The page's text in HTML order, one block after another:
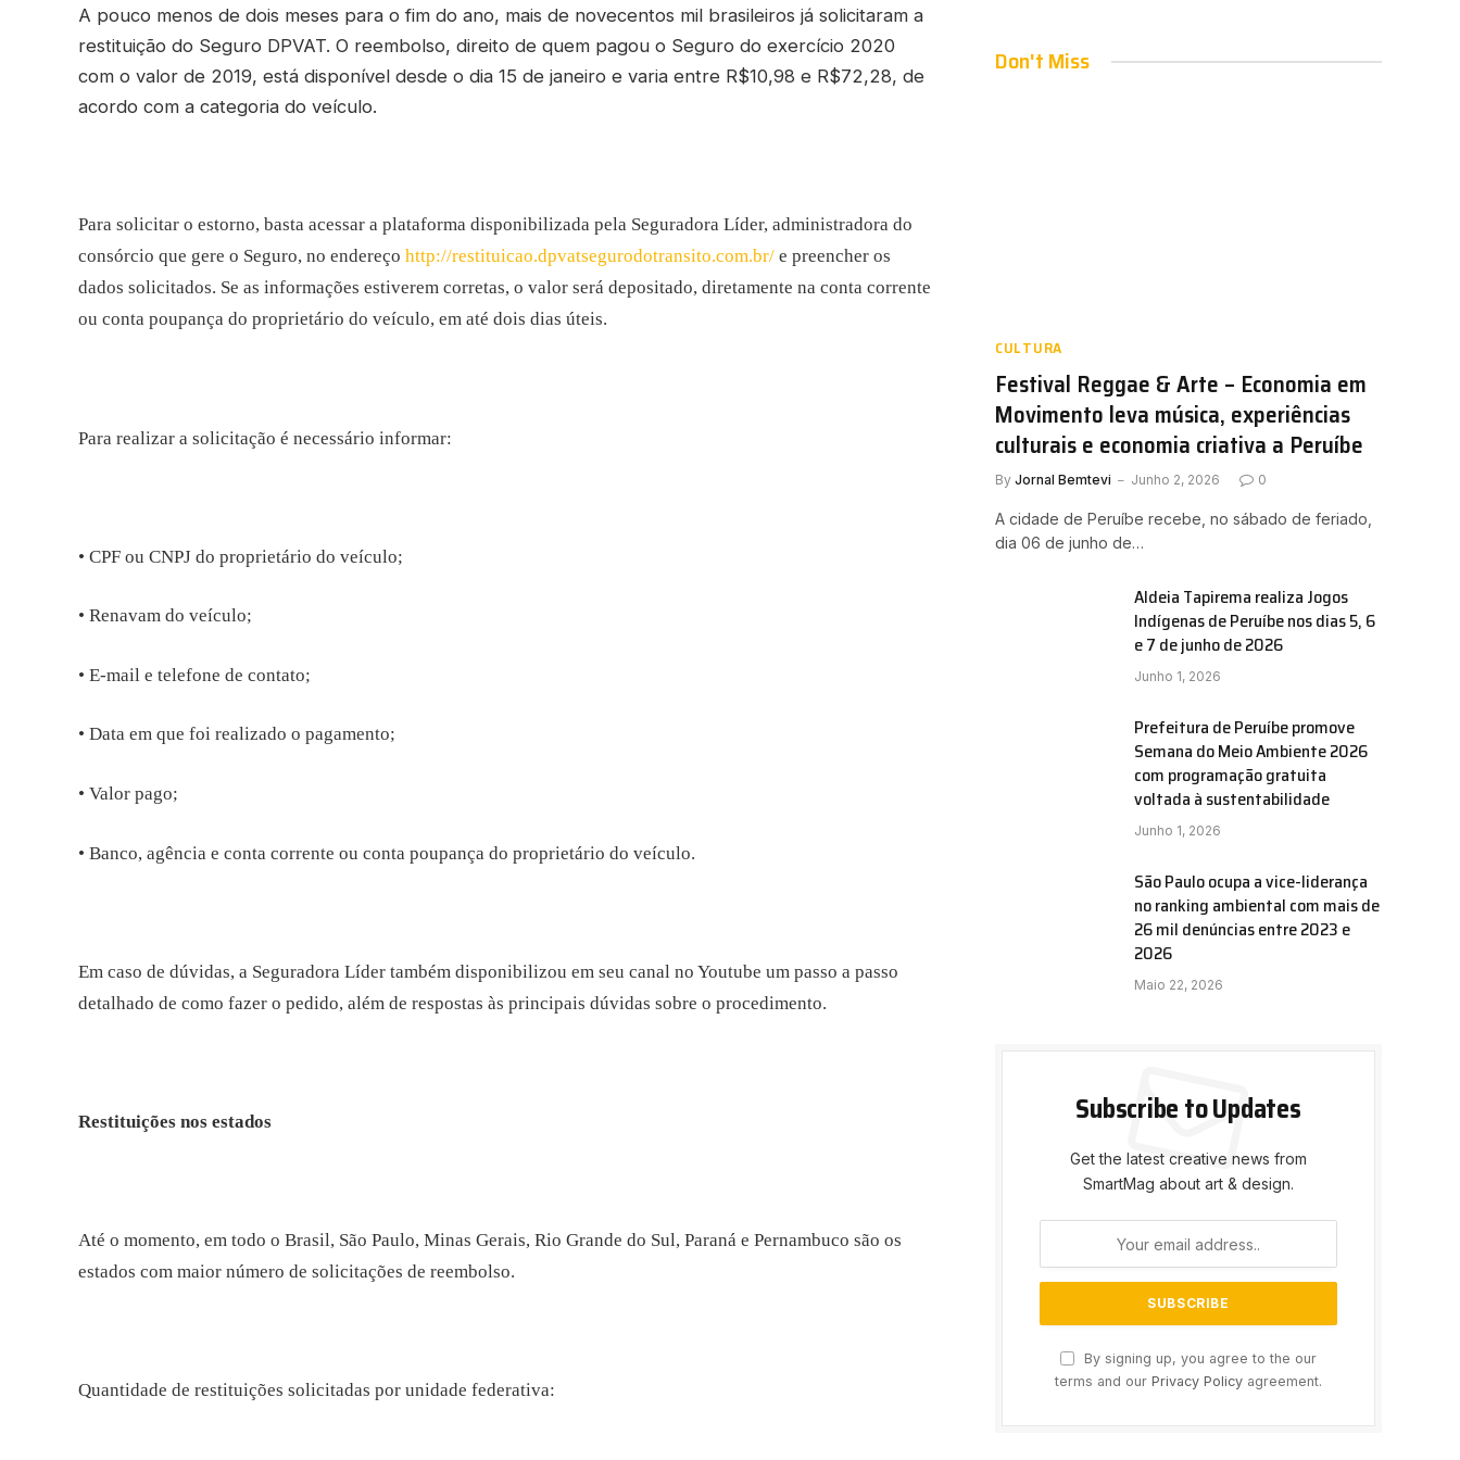
A pouco menos de dois meses para o fim do ano, mais de novecentos mil brasileiros já solicitaram a
restituição do Seguro DPVAT. O reembolso, direito de quem pagou o Seguro do exercício 2020
com o valor de 2019, está disponível desde o dia 15 de janeiro e varia entre R$10,98 e R$72,28, de
acordo com a categoria do veículo.
Para solicitar o estorno, basta acessar a plataforma disponibilizada pela Seguradora Líder, administradora do
consórcio que gere o Seguro, no endereço http://restituicao.dpvatsegurodotransito.com.br/ e preencher os
dados solicitados. Se as informações estiverem corretas, o valor será depositado, diretamente na conta corrente
ou conta poupança do proprietário do veículo, em até dois dias úteis.
Para realizar a solicitação é necessário informar:
• CPF ou CNPJ do proprietário do veículo;
• Renavam do veículo;
• E-mail e telefone de contato;
• Data em que foi realizado o pagamento;
• Valor pago;
• Banco, agência e conta corrente ou conta poupança do proprietário do veículo.
Em caso de dúvidas, a Seguradora Líder também disponibilizou em seu canal no Youtube um passo a passo
detalhado de como fazer o pedido, além de respostas às principais dúvidas sobre o procedimento.
Restituições nos estados
Até o momento, em todo o Brasil, São Paulo, Minas Gerais, Rio Grande do Sul, Paraná e Pernambuco são os
estados com maior número de solicitações de reembolso.
Quantidade de restituições solicitadas por unidade federativa:
Don't Miss
CULTURA
Festival Reggae & Arte – Economia em
Movimento leva música, experiências
culturais e economia criativa a Peruíbe
By Jornal Bemtevi Junho 2, 2026 0
A cidade de Peruíbe recebe, no sábado de feriado,
dia 06 de junho de…
Aldeia Tapirema realiza Jogos
Indígenas de Peruíbe nos dias 5, 6
e 7 de junho de 2026
Junho 1, 2026
Prefeitura de Peruíbe promove
Semana do Meio Ambiente 2026
com programação gratuita
voltada à sustentabilidade
Junho 1, 2026
São Paulo ocupa a vice-liderança
no ranking ambiental com mais de
26 mil denúncias entre 2023 e
2026
Maio 22, 2026
Subscribe to Updates
Get the latest creative news from
SmartMag about art & design.
By signing up, you agree to the our
terms and our Privacy Policy agreement.